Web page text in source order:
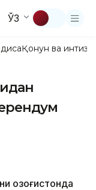
ЎЗ
Қонун ва
Қозоғистонда